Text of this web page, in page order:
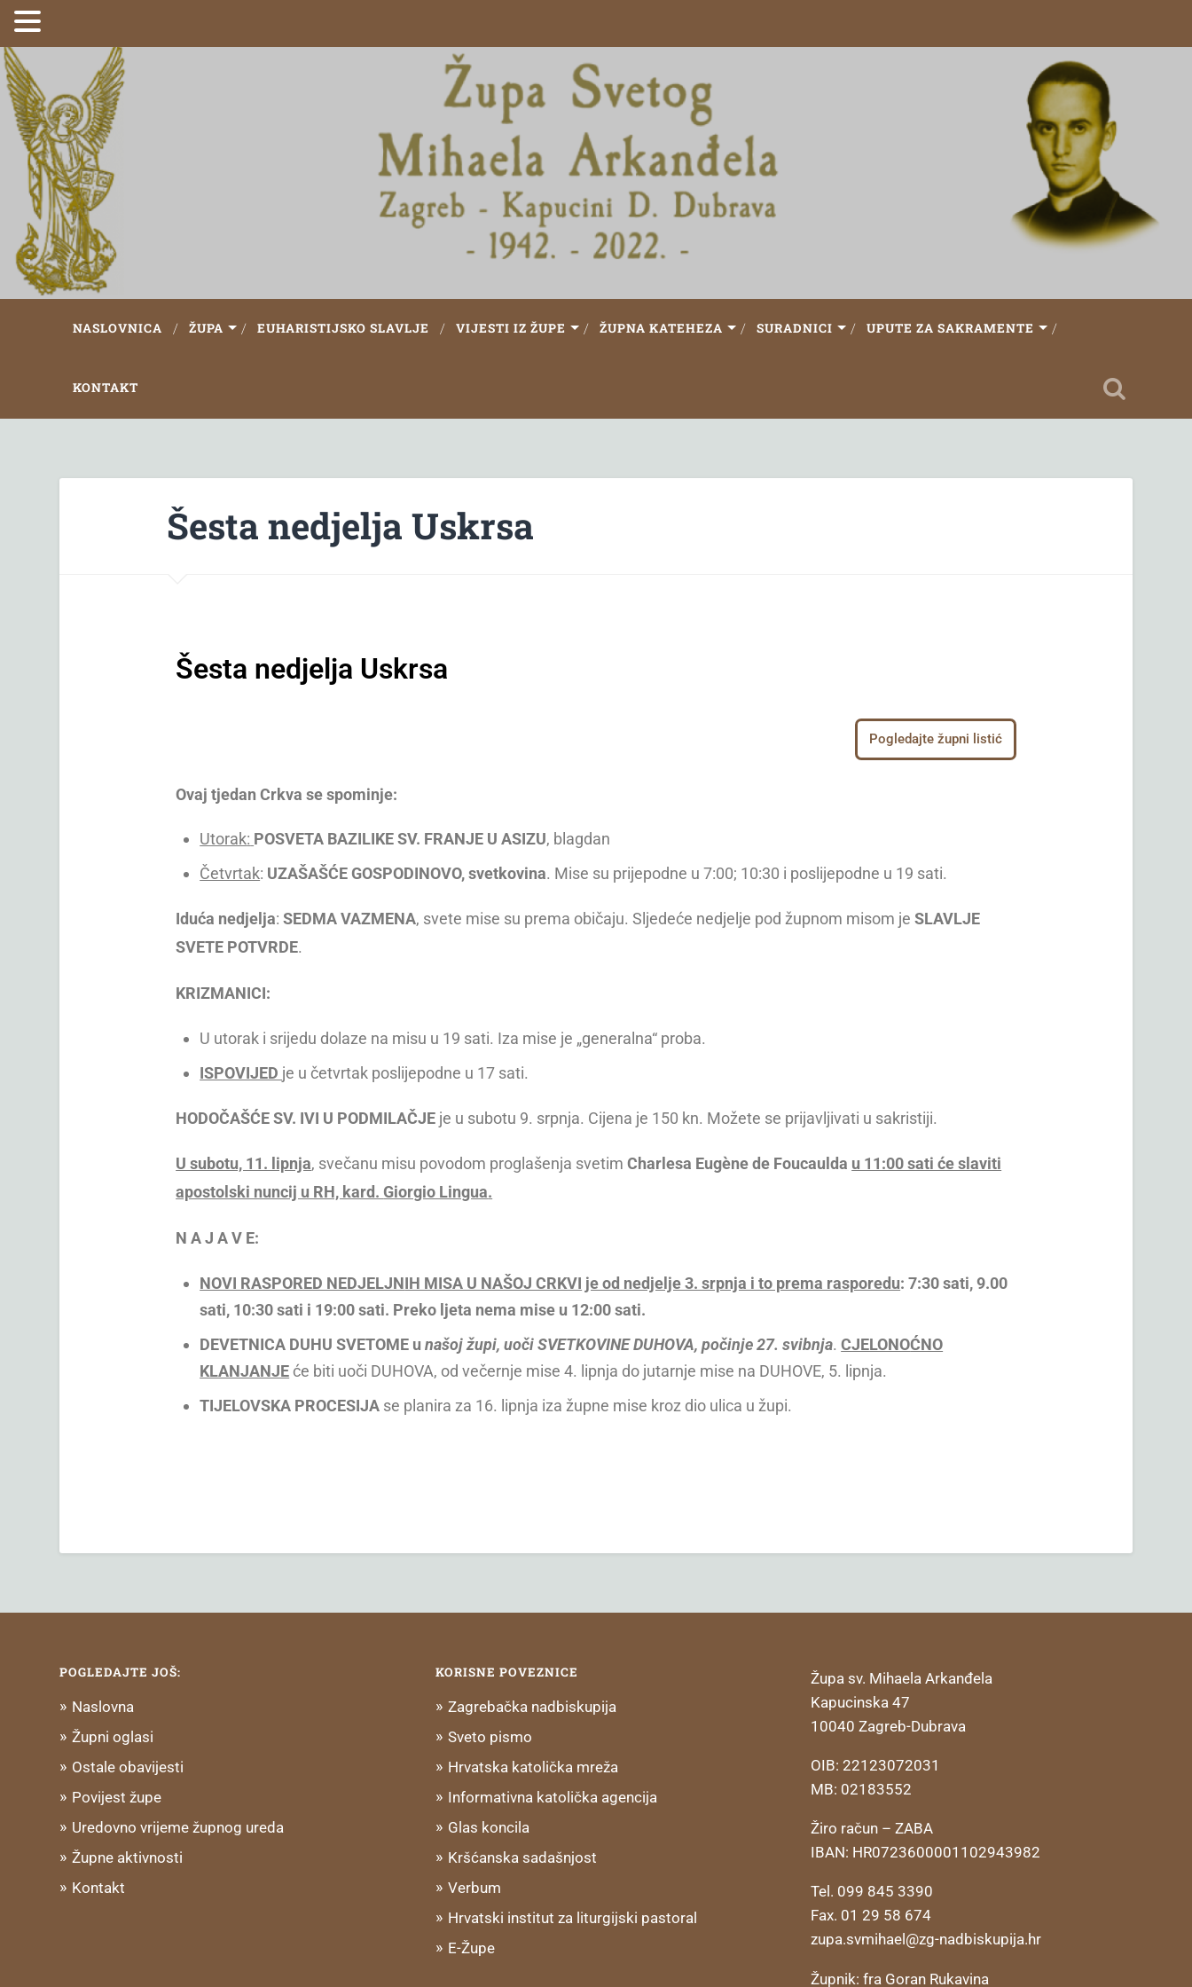
NASLOVNICA ŽUPA EUHARISTIJSKO SLAVLJE VIJESTI IZ ŽUPE ŽUPNA KATEHEZA SURADNICI UPUTE ZA SAKRAMENTE
KONTAKT
Šesta nedjelja Uskrsa
Šesta nedjelja Uskrsa
Pogledajte župni listić
Ovaj tjedan Crkva sespominje:
Utorak: POSVETA BAZILIKE SV. FRANJE U ASIZU, blagdan
Četvrtak: UZAŠAŠĆE GOSPODINOVO, svetkovina. Mise su prijepodne u 7:00; 10:30 i poslijepodne u 19 sati.
Iduća nedjelja:SEDMAVAZMENA, svete mise su prema običaju. Sljedeće nedjelje pod župnom misom jeSLAVLJE
SVETE POTVRDE.
KRIZMANICI:
U utorak i srijedu dolaze na misu u 19 sati. Iza mise je „generalna“ proba.
ISPOVIJED je u četvrtak poslijepodne u 17 sati.
HODOČAŠĆE SV. IVI U PODMILAČJE je u subotu 9. srpnja. Cijena je 150 kn. Možete se prijavljivati u sakristiji.
U subotu, 11. lipnja, svečanu misu povodom proglašenja svetimCharlesa Eugène de Foucaulda u 11:00 sati će slaviti
apostolski nuncij u RH, kard. Giorgio Lingua.
N AJ AV E:
NOVI RASPORED NEDJELJNIH MISA U NAŠOJ CRKVI je od nedjelje 3. srpnja i to prema rasporedu: 7:30 sati, 9.00
sati, 10:30 sati i 19:00sati. Preko ljeta nema mise u 12:00 sati.
DEVETNICA DUHU SVETOME unašoj župi, uoči SVETKOVINE DUHOVA, počinje 27. svibnja.CJELONOĆNO
KLANJANJE će biti uoči DUHOVA, od večernje mise 4. lipnja do jutarnje mise na DUHOVE, 5. lipnja.
TIJELOVSKA PROCESIJA se planira za 16. lipnja iza župne mise kroz dio ulica u župi.
POGLEDAJTE JOŠ:
Naslovna
Župni oglasi
Ostale obavijesti
Povijest župe
Uredovno vrijeme župnog ureda
Župne aktivnosti
Kontakt
KORISNE POVEZNICE
Zagrebačka nadbiskupija
Sveto pismo
Hrvatska katolička mreža
Informativna katolička agencija
Glas koncila
Kršćanska sadašnjost
Verbum
Hrvatski institut za liturgijski pastoral
E-Župe
Župa sv. Mihaela Arkanđela
Kapucinska 47
10040 Zagreb-Dubrava
OIB: 22123072031
MB: 02183552
Žiro račun – ZABA
IBAN: HR0723600001102943982
Tel. 099 845 3390
Fax. 01 29 58 674
zupa.svmihael@zg-nadbiskupija.hr
Župnik: fra Goran Rukavina